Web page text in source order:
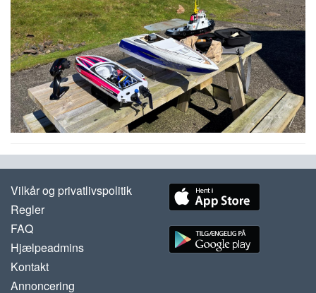
Vilkår og privatlivspolitik
Regler
FAQ
Hjælpeadmins
Kontakt
Annoncering